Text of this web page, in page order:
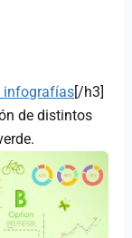
infografías[/h3]
de distintos